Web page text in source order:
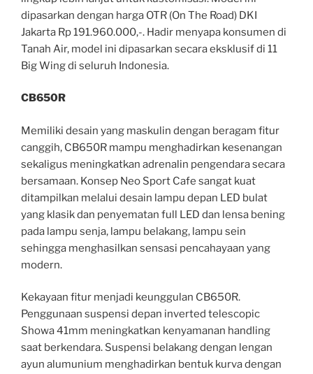
dipasarkan dengan harga OTR (On The Road) DKI
Jakarta Rp 191.960.000,-. Hadir menyapa konsumen di
Tanah Air, model ini dipasarkan secara eksklusif di 11
Big Wing di seluruh Indonesia.
CB650R
Memiliki desain yang maskulin dengan beragam fitur
canggih, CB650R mampu menghadirkan kesenangan
sekaligus meningkatkan adrenalin pengendara secara
bersamaan. Konsep Neo Sport Cafe sangat kuat
ditampilkan melalui desain lampu depan LED bulat
yang klasik dan penyematan full LED dan lensa bening
pada lampu senja, lampu belakang, lampu sein
sehingga menghasilkan sensasi pencahayaan yang
modern.
Kekayaan fitur menjadi keunggulan CB650R.
Penggunaan suspensi depan inverted telescopic
Showa 41mm meningkatkan kenyamanan handling
saat berkendara. Suspensi belakang dengan lengan
ayun alumunium menghadirkan bentuk kurva dengan